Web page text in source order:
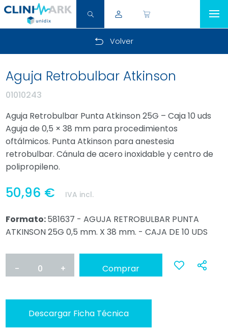
Volver
Aguja Retrobulbar Atkinson
01010243
Aguja Retrobulbar Punta Atkinson 25G – Caja 10 uds
Aguja de 0,5 × 38 mm para procedimientos
oftálmicos. Punta Atkinson para anestesia
retrobulbar. Cánula de acero inoxidable y centro de
polipropileno.
50,96 € IVA incl.
Formato:581637 - AGUJA RETROBULBAR PUNTA
ATKINSON 25G 0,5 mm. X 38 mm. - CAJA DE 10 UDS
- 0 + Comprar
Descargar Ficha Técnica